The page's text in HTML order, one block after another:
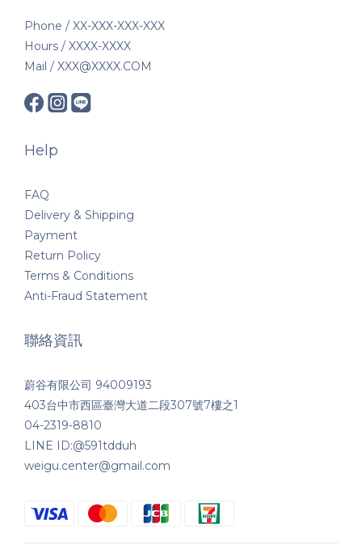
Phone / XX-XXX-XXX-XXX
Hours / XXXX-XXXX
Mail / XXX@XXXX.COM
Help
FAQ
Delivery & Shipping
Payment
Return Policy
Terms & Conditions
Anti-Fraud Statement
聯絡資訊
蔚谷有限公司 94009193
403台中市西區臺灣大道二段307號7樓之1
04-2319-8810
LINE ID:@591tdduh
weigu.center@gmail.com